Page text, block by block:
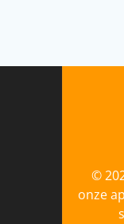
©
onze